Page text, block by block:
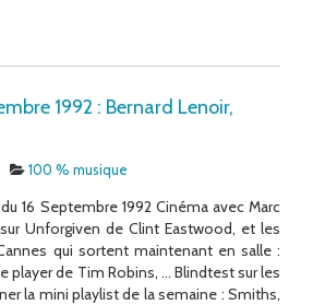
1992 : Bernard Lenoir,
100 % musique
16 Septembre 1992 Cinéma avec Marc
Unforgiven de Clint Eastwood, et les
qui sortent maintenant en salle :
player de Tim Robins, … Blindtest sur les
la mini playlist de la semaine : Smiths,